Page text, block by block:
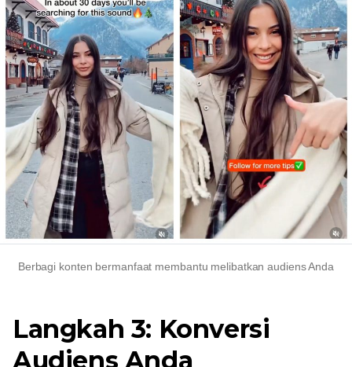
Berbagi konten bermanfaat membantu melibatkan audiens Anda
Langkah 3: Konversi
Audiens Anda